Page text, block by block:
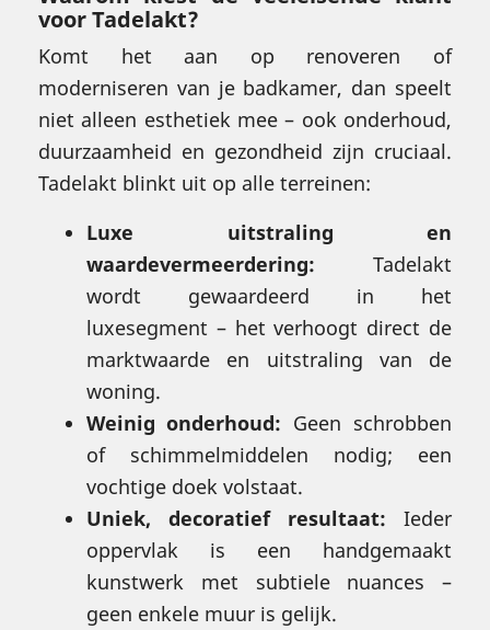
voor Tadelakt?
Komt het aan op renoveren of
moderniseren van je badkamer, dan speelt
niet alleen esthetiek mee – ook onderhoud,
duurzaamheid en gezondheid zijn cruciaal.
Tadelakt blinkt uit op alle terreinen:
Luxe uitstraling en
waardevermeerdering: Tadelakt
wordt gewaardeerd in het
luxesegment – het verhoogt direct de
marktwaarde en uitstraling van de
woning.
Weinig onderhoud: Geen schrobben
of schimmelmiddelen nodig; een
vochtige doek volstaat.
Uniek, decoratief resultaat: Ieder
oppervlak is een handgemaakt
kunstwerk met subtiele nuances –
geen enkele muur is gelijk.